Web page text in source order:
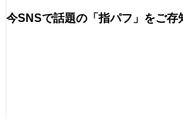
今SNSで話題の「指パフ」をご存